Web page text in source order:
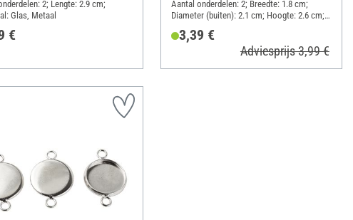
2; Lengte: 2.9 cm;
Glas, Metaal
€
Aantal onderdelen: 2; Breedte: 1.8 cm;
Diameter (buiten): 2.1 cm; Hoogte: 2.6 cm;
3,39 €
Adviesprijs 3,99 €